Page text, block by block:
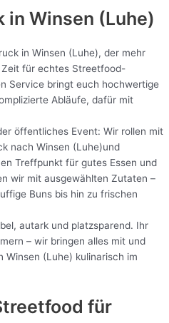
in Winsen (Luhe)
in Winsen (Luhe), der mehr
Zeit für echtes Streetfood-
Service bringt euch hochwertige
Abläufe, dafür mit
öffentliches Event: Wir rollen mit
nach Winsen (Luhe)und
Treffpunkt für gutes Essen und
wir mit ausgewählten Zutaten –
Buns bis hin zu frischen
autark und platzsparend. Ihr
– wir bringen alles mit und
Winsen (Luhe) kulinarisch im
für